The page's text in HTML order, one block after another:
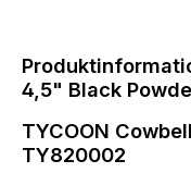
4,5" Black
TYCOON
TY820002